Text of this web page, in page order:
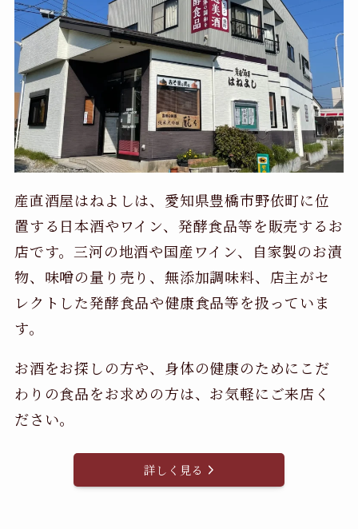
産直酒屋はねよしは、愛知県豊橋市野依町に位
置する日本酒やワイン、発酵食品等を販売するお
店です。三河の地酒や国産ワイン、自家製のお漬
物、味噌の量り売り、無添加調味料、店主がセ
レクトした発酵食品や健康食品等を扱っていま
す。
お酒をお探しの方や、身体の健康のためにこだ
わりの食品をお求めの方は、お気軽にご来店く
ださい。
詳しく見る